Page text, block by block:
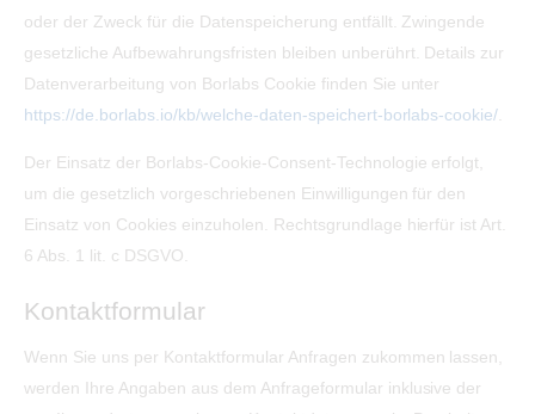
oder der Zweck für die Datenspeicherung entfällt. Zwingende
gesetzliche Aufbewahrungsfristen bleiben unberührt. Details zur
Datenverarbeitung von Borlabs Cookie finden Sie unter
https://de.borlabs.io/kb/welche-daten-speichert-borlabs-cookie/
Der Einsatz der Borlabs-Cookie-Consent-Technologie erfolgt,
um die gesetzlich vorgeschriebenen Einwilligungen für den
Einsatz von Cookies einzuholen. Rechtsgrundlage hierfür ist Art.
6 Abs. 1 lit. c DSGVO.
Kontaktformular
Wenn Sie uns per Kontaktformular Anfragen zukommen lassen,
werden Ihre Angaben aus dem Anfrageformular inklusive der